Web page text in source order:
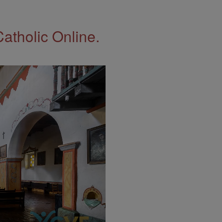
Online.